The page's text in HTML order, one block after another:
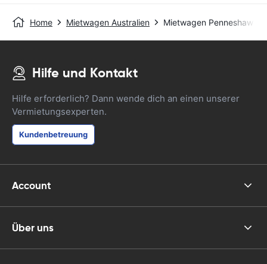
Home Mietwagen Australien Mietwagen Penneshaw -
Hilfe und Kontakt
Hilfe erforderlich? Dann wende dich an einen unserer
Vermietungsexperten.
Kundenbetreuung
Account
Über uns